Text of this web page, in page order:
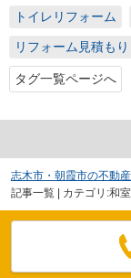
トイレリフォーム
リフォーム見積もり
タグ一覧ページへ
志木市・朝霞市の不動
記事一覧 | カテゴリ:和